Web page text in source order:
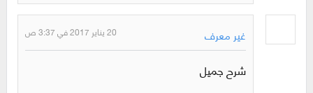
غير معرف 20 يناير 2017 في 3:37 ص
شرح جميل